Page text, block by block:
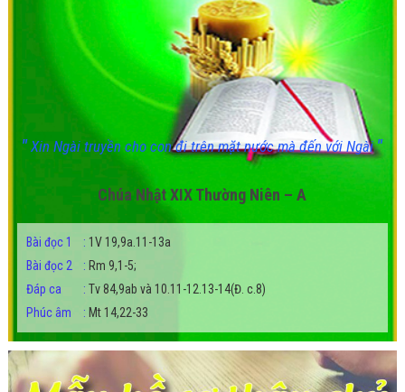
"Xin Ngài truyền cho con đi trên mặt nước mà đến với Ngài"
Chúa Nhật XIX Thường Niên – A
Bài đọc 1 : 1V 19,9a.11-13a
Bài đọc 2
: Rm 9,1-5;
Đáp ca
: Tv 84,9ab và 10.11-12.13-14(Đ. c.8)
Phúc âm
: Mt 14,22-33